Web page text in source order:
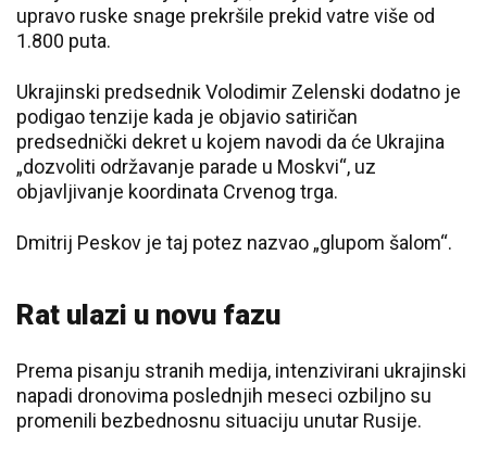
upravo ruske snage prekršile prekid vatre više od
1.800 puta.
Ukrajinski predsednik Volodimir Zelenski dodatno je
podigao tenzije kada je objavio satiričan
predsednički dekret u kojem navodi da će Ukrajina
„dozvoliti održavanje parade u Moskvi“, uz
objavljivanje koordinata Crvenog trga.
Dmitrij Peskov je taj potez nazvao „glupom šalom“.
Rat ulazi u novu fazu
Prema pisanju stranih medija, intenzivirani ukrajinski
napadi dronovima poslednjih meseci ozbiljno su
promenili bezbednosnu situaciju unutar Rusije.